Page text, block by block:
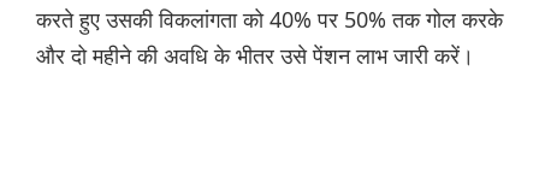
करते हुए उसकी विकलांगता को 40% पर 50% तक गोल करके
और दो महीने की अवधि के भीतर उसे पेंशन लाभ जारी करें।